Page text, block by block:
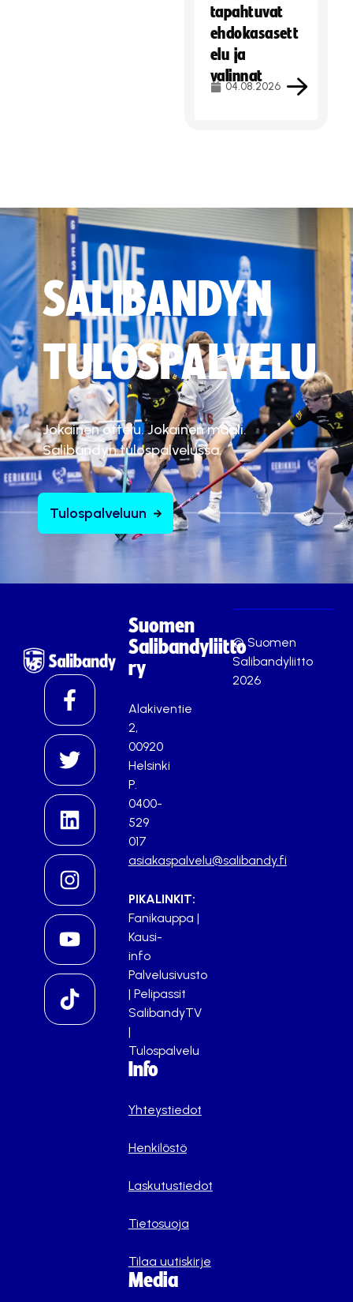
tapahtuvat
ehdokasasett
elu ja
valinnat
04.08.2026
SALIBANDYN
TULOSPALVELU
Jokainen ottelu. Jokainen maali.
Salibandyn tulospalvelussa.
Tulospalveluun
Suomen
Salibandyliitto
ry
Alakiventie
2,
00920
Helsinki
P.
0400-
529
017
asiakaspalvelu@salibandy.fi
PIKALINKIT:
Fanikauppa |
Kausi-
info
Palvelusivusto
| Pelipassit
SalibandyTV
|
Tulospalvelu
Info
Yhteystiedot
Henkilöstö
Laskutustiedot
Tietosuoja
Tilaa uutiskirje
Media
© Suomen
Salibandyliitto
2026